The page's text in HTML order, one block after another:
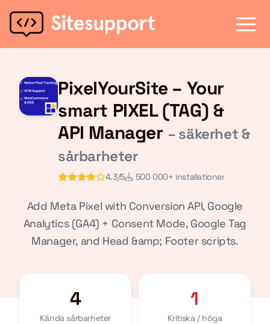
PixelYourSite – Your
smart PIXEL (TAG) &
API Manager – säkerhet &
sårbarheter
4.3/5 500 000+ installationer
Add Meta Pixel with Conversion API, Google
Analytics (GA4) + Consent Mode, Google Tag
Manager, and Head &amp; Footer scripts.
4
Kända sårbarheter
1
Kritiska / höga